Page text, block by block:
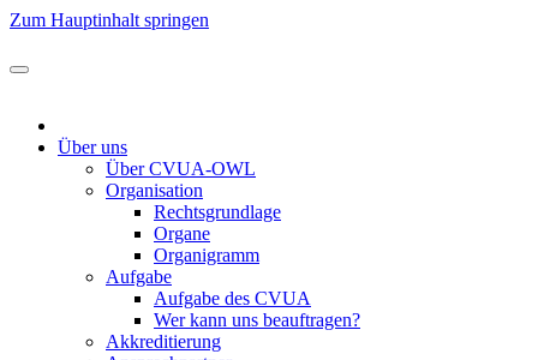
Zum Hauptinhalt springen
Über uns
Über CVUA-OWL
Organisation
Rechtsgrundlage
Organe
Organigramm
Aufgabe
Aufgabe des CVUA
Wer kann uns beauftragen?
Akkreditierung